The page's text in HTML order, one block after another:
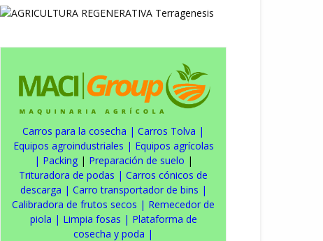
Carros para la cosecha | Carros Tolva |
Equipos agroindustriales | Equipos agrícolas
| Packing| Preparación de suelo |
Trituradora de podas | Carros cónicos de
descarga | Carro transportador de bins |
Calibradora de frutos secos | Remecedor de
piola | Limpia fosas | Plataforma de
cosecha y poda |